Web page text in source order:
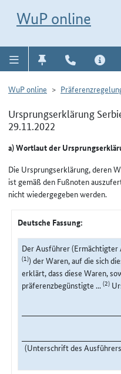
WuP online
WuP online
Ursprungserklärung
29.11.2022
a) Wortlaut der
Die Ursprungserklärung, deren
ist gemäß den Fußnoten
nicht wiedergegeben werden.
Deutsche Fassung:
Der Ausführer
(1)) der Waren, auf die sich
erklärt, dass diese Waren,
präferenzbegünstigte ...(2)
(Unterschrift des